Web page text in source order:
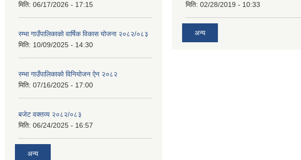
मिति: 06/17/2026 - 17:15
रम्भा गाउँपालिकाको वार्षिक विकास योजना २०८२/०८३
मिति: 10/09/2025 - 14:30
रम्भा गाउँपालिकाको विनियोजन ऐन २०८२
मिति: 07/16/2025 - 17:00
बजेट वक्तव्य २०८२/०८३
मिति: 06/24/2025 - 16:57
अन्य
मिति: 02/28/2019 - 10:33
अन्य